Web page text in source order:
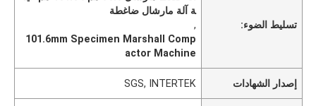
تسليط الضوء:
ة آلة مارشال ضاغطة
,
101.6mm Specimen Marshall Comp
actor Machine
إصدار الشهادات SGS, INTERTEK